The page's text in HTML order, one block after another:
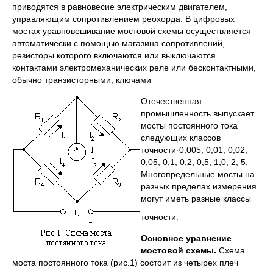
приводятся в равновесие электрическим двигателем,
управляющим сопротивлением реохорда. В цифровых
мостах уравновешивание мостовой схемы осуществляется
автоматически с помощью магазина сопротивлений,
резисторы которого включаются или выключаются
контактами электромеханических реле или бесконтактными,
обычно транзисторными, ключами
Отечественная
промышленность выпускает
мосты постоянного тока
следующих классов
точности·0,005; 0,01; 0,02,
0,05; 0,1; 0,2, 0,5, 1,0; 2; 5.
Многопредельные мосты на
разных пределах измерения
могут иметь разные классы
точности.
Основное уравнение
мостовой схемы. Схема
моста постоянного тока (рис.1) состоит из четырех плеч